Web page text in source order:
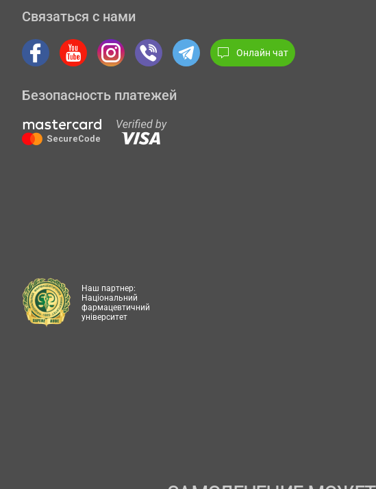
Связаться с нами
Онлайн чат
Безопасность платежей
Наш партнер:
Національний
фармацевтичний
університет